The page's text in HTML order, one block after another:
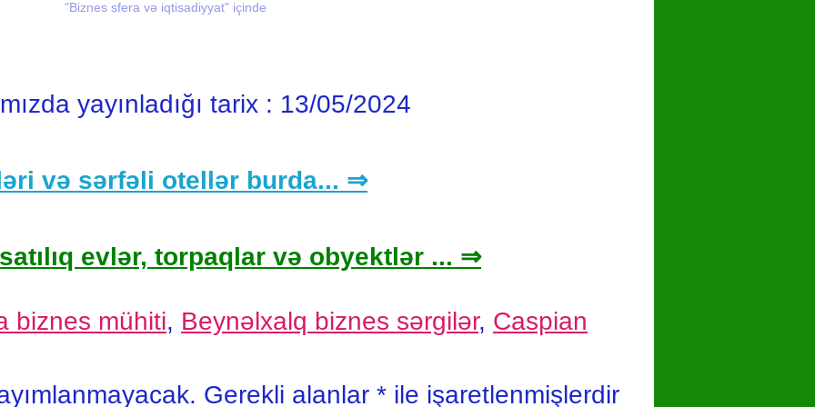
ci
Yarmarkanın təşkilində əsas məqsəd bayram
"Biznes sfera və iqtisadiyyat" içinde
yayınladığı tarix : 13/05/2024
və sərfəli otellər burda... ⇒
evlər, torpaqlar və obyektlər ... ⇒
biznes mühiti, Beynəlxalq biznes sərgilər, Caspian
Gerekli alanlar * ile işaretlenmişlerdir